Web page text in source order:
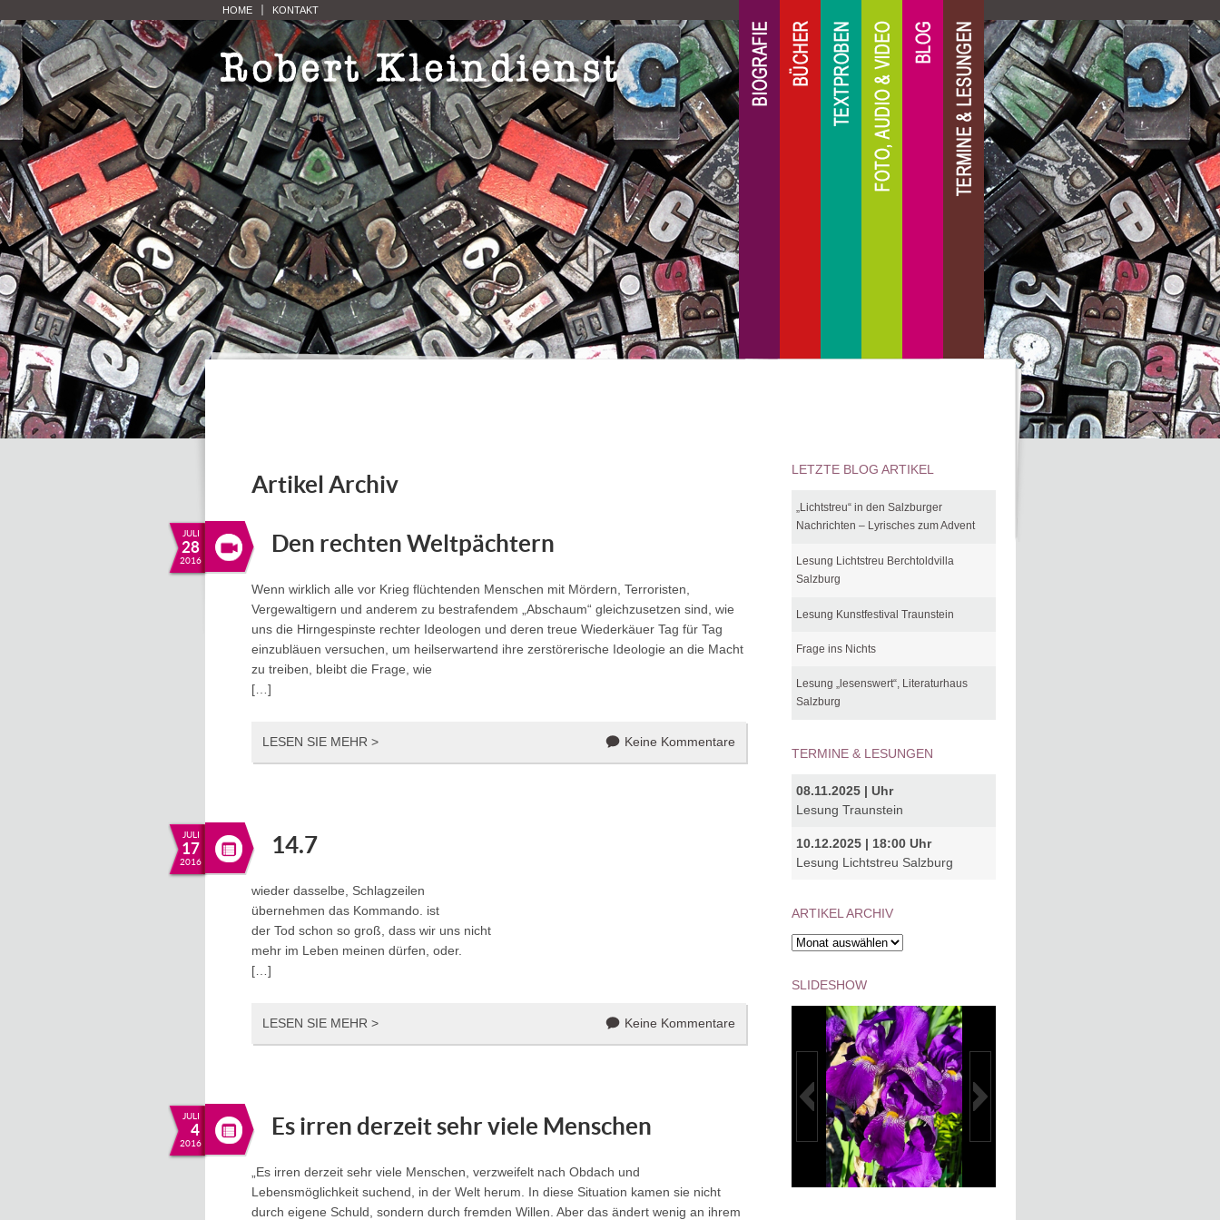
HOME KONTAKT
Artikel Archiv
JULI
28
2016
Den rechten Weltpächtern
Wenn wirklich alle vor Krieg flüchtenden Menschen mit Mördern, Terroristen,
Vergewaltigern und anderem zu bestrafendem „Abschaum“ gleichzusetzen sind, wie
uns die Hirngespinste rechter Ideologen und deren treue Wiederkäuer Tag für Tag
einzubläuen versuchen, um heilserwartend ihre zerstörerische Ideologie an die Macht
zu treiben, bleibt die Frage, wie
[…]
LESEN SIE MEHR > Keine Kommentare
JULI
17
2016
14.7
wieder dasselbe, Schlagzeilen
übernehmen das Kommando. ist
der Tod schon so groß, dass wir uns nicht
mehr im Leben meinen dürfen, oder.
[…]
LESEN SIE MEHR > Keine Kommentare
JULI
4
2016
Es irren derzeit sehr viele Menschen
„Es irren derzeit sehr viele Menschen, verzweifelt nach Obdach und
Lebensmöglichkeit suchend, in der Welt herum. In diese Situation kamen sie nicht
durch eigene Schuld, sondern durch fremden Willen. Aber das ändert wenig an ihrem
LETZTE BLOG ARTIKEL
„Lichtstreu“ in den Salzburger
Nachrichten – Lyrisches zum Advent
Lesung Lichtstreu Berchtoldvilla
Salzburg
Lesung Kunstfestival Traunstein
Frage ins Nichts
Lesung „lesenswert“, Literaturhaus
Salzburg
TERMINE & LESUNGEN
08.11.2025 | Uhr
Lesung Traunstein
10.12.2025 | 18:00 Uhr
Lesung Lichtstreu Salzburg
ARTIKEL ARCHIV
Artikel
SLIDESHOW